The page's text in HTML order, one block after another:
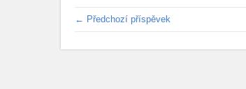
← Předchozí příspěvek